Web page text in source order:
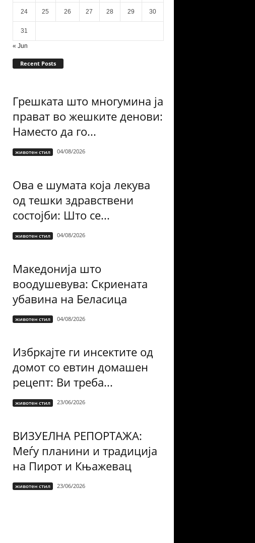
24 25 26 27 28 29 30
31
« Jun
Recent Posts
Грешката што многумина ја
прават во жешките денови:
Наместо да го...
животен стил 04/08/2026
Ова е шумата која лекува
од тешки здравствени
состојби: Што се...
животен стил 04/08/2026
Македонија што
воодушевува: Скриената
убавина на Беласица
животен стил 04/08/2026
Избркајте ги инсектите од
домот со евтин домашен
рецепт: Ви треба...
животен стил 23/06/2026
ВИЗУЕЛНА РЕПОРТАЖА:
Меѓу планини и традиција
на Пирот и Књажевац
животен стил 23/06/2026